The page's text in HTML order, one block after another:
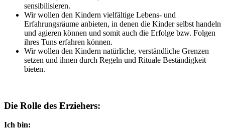
sensibilisieren.
Wir wollen den Kindern vielfältige Lebens- und
Erfahrungsräume anbieten, in denen die Kinder selbst handeln
und agieren können und somit auch die Erfolge bzw. Folgen
ihres Tuns erfahren können.
Wir wollen den Kindern natürliche, verständliche Grenzen
setzen und ihnen durch Regeln und Rituale Beständigkeit
bieten.
Die Rolle des Erziehers:
Ich bin: